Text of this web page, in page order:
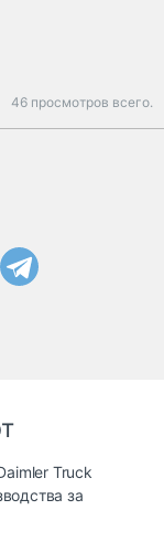
46 просмотров всего.
Truck
за